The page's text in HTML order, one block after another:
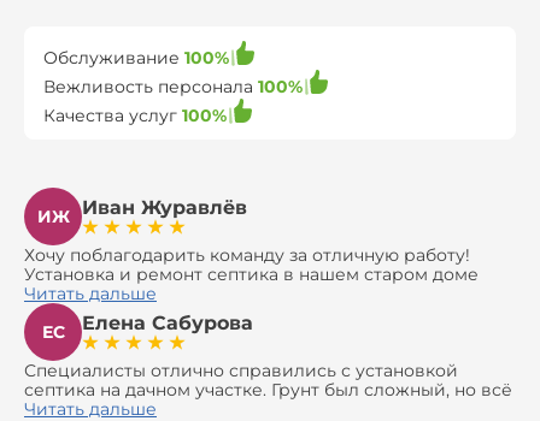
Обслуживание 100%
Вежливость персонала 100%
Качества услуг 100%
ИЖ Иван Журавлёв
Хочу поблагодарить команду за отличную работу!
Установка и ремонт септика в нашем старом доме
оказались сложной задачей, но ребята справились на
все 100%. Всё сделали аккуратно и профессионально.
Давали полезные рекомендации, не пытались
навязать ничего лишнего, помогли с выбором и
доставкой материалов, что позволило нам
сэкономить. Выполнили монтаж и демонтаж
оборудования, заменили трубы, обновили
Читать дальше
ЕС
Елена Сабурова
Специалисты отлично справились с установкой
септика на дачном участке. Грунт был сложный, но всё
сделали быстро и аккуратно. Помогли выбрать
Читать дальше